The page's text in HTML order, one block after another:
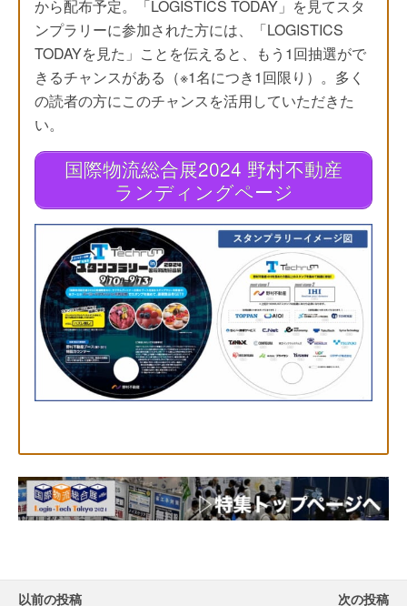
から配布予定。「LOGISTICS TODAY」を見てスタ
ンプラリーに参加された方には、「LOGISTICS
TODAYを見た」ことを伝えると、もう1回抽選がで
きるチャンスがある（※1名につき1回限り）。多く
の読者の方にこのチャンスを活用していただきた
い。
国際物流総合展2024 野村不動産
ランディングページ
以前の投稿 次の投稿